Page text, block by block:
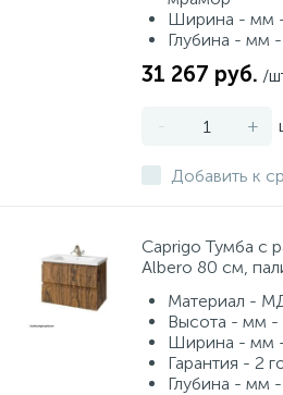
Ширина - мм
Глубина - мм
31 267 руб. /
- +
Добавить к
Caprigo Тумба с
Albero 80 см,
Материал -
Высота - мм -
Ширина - мм
Гарантия - 2
Глубина - мм